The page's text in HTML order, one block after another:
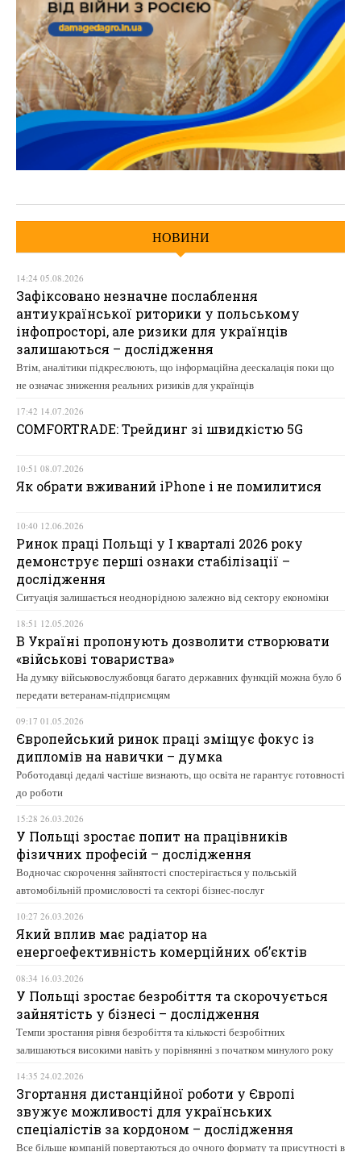
НОВИНИ
14:24 05.08.2026
Зафіксовано незначне послаблення
антиукраїнської риторики у польському
інфопросторі, але ризики для українців
залишаються – дослідження
Втім, аналітики підкреслюють, що інформаційна деескалація поки що
не означає зниження реальних ризиків для українців
17:42 14.07.2026
COMFORTRADE: Трейдинг зі швидкістю 5G
10:51 08.07.2026
Як обрати вживаний iPhone і не помилитися
10:40 12.06.2026
Ринок праці Польщі у І кварталі 2026 року
демонструє перші ознаки стабілізації –
дослідження
Ситуація залишається неоднорідною залежно від сектору економіки
18:51 12.05.2026
В Україні пропонують дозволити створювати
«військові товариства»
На думку військовослужбовця багато державних функцій можна було б
передати ветеранам-підприємцям
09:17 01.05.2026
Європейський ринок праці зміщує фокус із
дипломів на навички – думка
Роботодавці дедалі частіше визнають, що освіта не гарантує готовності
до роботи
15:28 26.03.2026
У Польщі зростає попит на працівників
фізичних професій – дослідження
Водночас скорочення зайнятості спостерігається у польській
автомобільній промисловості та секторі бізнес-послуг
10:27 26.03.2026
Який вплив має радіатор на
енергоефективність комерційних об’єктів
08:34 16.03.2026
У Польщі зростає безробіття та скорочується
зайнятість у бізнесі – дослідження
Темпи зростання рівня безробіття та кількості безробітних
залишаються високими навіть у порівнянні з початком минулого року
14:35 24.02.2026
Згортання дистанційної роботи у Європі
звужує можливості для українських
спеціалістів за кордоном – дослідження
Все більше компаній повертаються до очного формату та присутності в